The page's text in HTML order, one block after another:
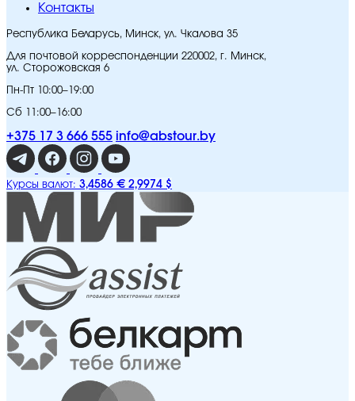
Контакты
Республика Беларусь, Минск, ул. Чкалова 35
Для почтовой корреспонденции 220002, г. Минск,
ул. Сторожовская 6
Пн-Пт 10:00–19:00
Сб 11:00–16:00
+375 17 3 666 555 info@abstour.by
Курсы валют: 3,4586 € 2,9974 $